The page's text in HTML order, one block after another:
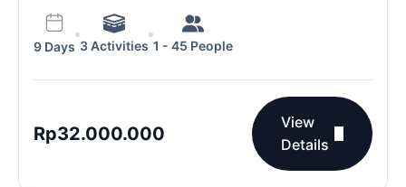
9 Days 3 Activities 1 - 45 People
Rp32.000.000
View
Details